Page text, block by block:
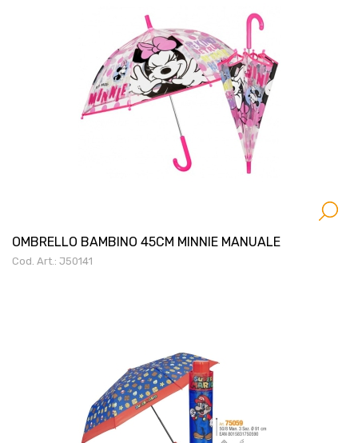
OMBRELLO BAMBINO 45CM MINNIE MANUALE
Cod. Art.: J50141